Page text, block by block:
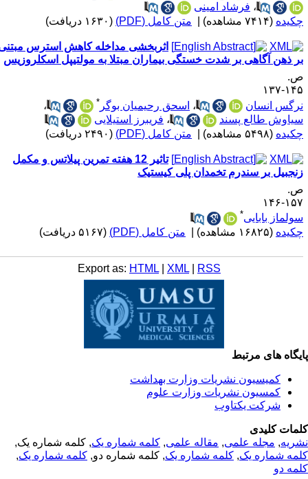
، فرشاد امینی
(۷۴۱۴ مشاهده) | متن کامل (PDF) (۱۶۳۰ دریافت)
اثربخشی مداخله کاهش استرس مبتنی
ذهن آگاهی بر شدت خستگی بیماران مبتلا به مولتیپل اسکلروزیس
۱۳۷
انسان
، اسحق رحیمیان بوگر*
،
طالع پسند
،فریبرز استیلایی
(۵۴۹۸ مشاهده) | متن کامل (PDF) (۲۴۹۰ دریافت)
تاثیر 12 هفته تمرین پیلاتس و مکمل
بر سندرم تخمدان پلی کیستیک
۱۴۶
بابایی
(۱۶۸۲۵ مشاهده) | متن کامل (PDF) (۵۱۶۷ دریافت)
Export as:HTML |XML |RSS
های مرتبط
کمیسیون نشریات وزارت بهداشت
کمسیون نشریات وزارت علوم
شرکت یکتاوب
کلیدی
,مجله علمی, مقاله علمی, کلمه شماره یک, کلمه شماره یک,
شماره یک,کلمه شماره یک, کلمه شماره دو,کلمه شماره یک,
دو